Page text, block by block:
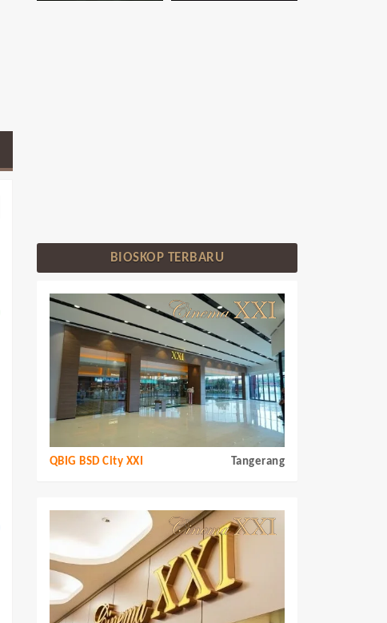
BIOSKOP TERBARU
QBIG BSD City XXI Tangerang